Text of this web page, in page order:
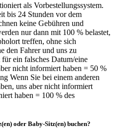
als Vorbestellungssystem.
bis 24 Stunden vor dem
keine Gebühren und
nur dann mit 100 % belastet,
treffen, ohne sich
den Fahrer und uns zu
ein falsches Datum/eine
nicht informiert haben = 50 %
Wenn Sie bei einem anderen
uns aber nicht informiert
haben = 100 % des
oder Baby-Sitz(en) buchen?